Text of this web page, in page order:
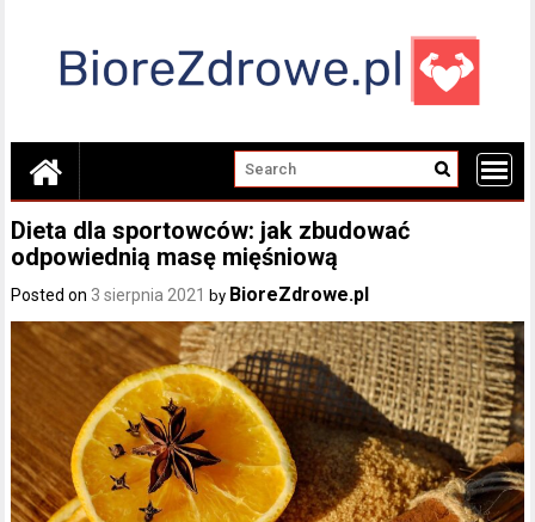
Dieta dla sportowców: jak zbudować
odpowiednią masę mięśniową
Posted on 3 sierpnia 2021 by BioreZdrowe.pl